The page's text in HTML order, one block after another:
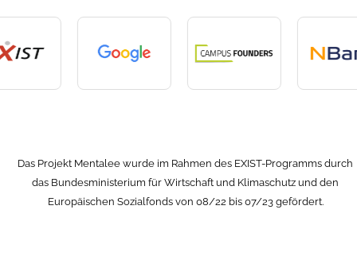
Das Projekt Mentalee wurde im Rahmen des EXIST-Programms durch
das Bundesministerium für Wirtschaft und Klimaschutz und den
Europäischen Sozialfonds von 08/22 bis 07/23 gefördert.